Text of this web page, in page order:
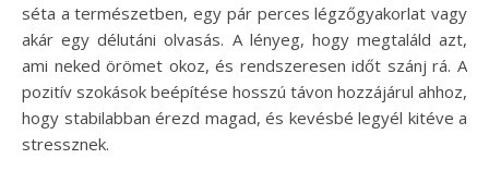
séta a természetben, egy pár perces légzőgyakorlat vagy
akár egy délutáni olvasás. A lényeg, hogy megtaláld azt,
ami neked örömet okoz, és rendszeresen időt szánj rá. A
pozitív szokások beépítése hosszú távon hozzájárul ahhoz,
hogy stabilabban érezd magad, és kevésbé legyél kitéve a
stressznek.